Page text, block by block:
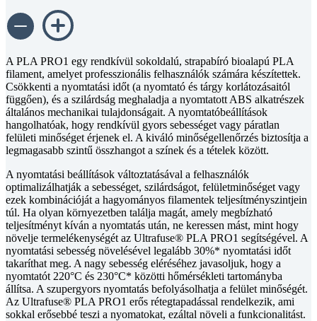
A PLA PRO1 egy rendkívül sokoldalú, strapabíró bioalapú PLA
filament, amelyet professzionális felhasználók számára készítettek.
Csökkenti a nyomtatási időt (a nyomtató és tárgy korlátozásaitól
függően), és a szilárdság meghaladja a nyomtatott ABS alkatrészek
általános mechanikai tulajdonságait. A nyomtatóbeállítások
hangolhatóak, hogy rendkívül gyors sebességet vagy páratlan
felületi minőséget érjenek el. A kiváló minőségellenőrzés biztosítja a
legmagasabb szintű összhangot a színek és a tételek között.
A nyomtatási beállítások változtatásával a felhasználók
optimalizálhatják a sebességet, szilárdságot, felületminőséget vagy
ezek kombinációját a hagyományos filamentek teljesítményszintjein
túl. Ha olyan környezetben találja magát, amely megbízható
teljesítményt kíván a nyomtatás után, ne keressen mást, mint hogy
növelje termelékenységét az Ultrafuse® PLA PRO1 segítségével. A
nyomtatási sebesség növelésével legalább 30%* nyomtatási időt
takaríthat meg. A nagy sebesség eléréséhez javasoljuk, hogy a
nyomtatót 220°C és 230°C* közötti hőmérsékleti tartományba
állítsa. A szupergyors nyomtatás befolyásolhatja a felület minőségét.
Az Ultrafuse® PLA PRO1 erős rétegtapadással rendelkezik, ami
sokkal erősebbé teszi a nyomatokat, ezáltal növeli a funkcionalitást.